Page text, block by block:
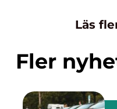
Läs
Fler